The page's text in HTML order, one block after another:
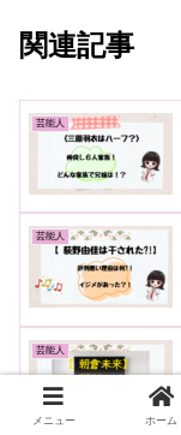
関連記事
芸能人
芸能人
芸能人
メニュー ホーム